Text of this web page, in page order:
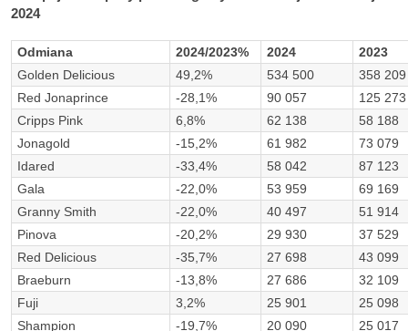
2024
Odmiana 2024/2023% 2024
2023
Golden Delicious
49,2% 534 500
358 209
Red Jonaprince
-28,1% 90 057
125 273
Cripps Pink
6,8% 62 138
58 188
Jonagold
-15,2% 61 982
73 079
Idared
-33,4% 58 042
87 123
Gala
-22,0% 53 959
69 169
Granny Smith
-22,0% 40 497
51 914
Pinova
-20,2% 29 930
37 529
Red Delicious
-35,7% 27 698
43 099
Braeburn
-13,8% 27 686
32 109
Fuji
3,2% 25 901
25 098
Shampion
-19,7% 20 090
25 017